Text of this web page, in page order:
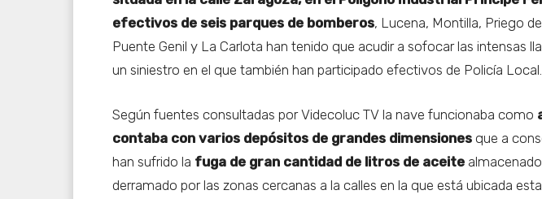
efectivos de seis parques de bomberos, Lucena, Montilla, Priego
Puente Genil y La Carlota han tenido que acudir a sofocar las intensas
un siniestro en el que también han participado efectivos de Policía Local.
Según fuentes consultadas por Videcoluc TV la nave funcionaba como
contaba con varios depósitos de grandes dimensiones que a
han sufrido la fuga de gran cantidad de litros de aceite
derramado por las zonas cercanas a la calles en la que está ubicada